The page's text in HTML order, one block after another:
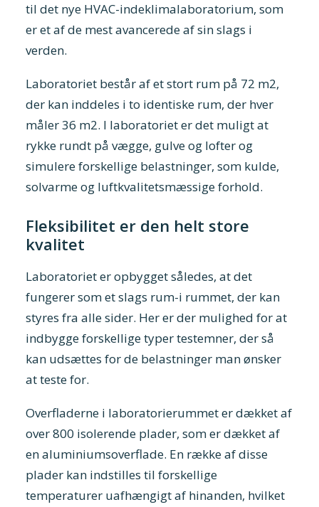
til det nye HVAC-indeklimalaboratorium, som
er et af de mest avancerede af sin slags i
verden.
Laboratoriet består af et stort rum på 72 m2,
der kan inddeles i to identiske rum, der hver
måler 36 m2. I laboratoriet er det muligt at
rykke rundt på vægge, gulve og lofter og
simulere forskellige belastninger, som kulde,
solvarme og luftkvalitetsmæssige forhold.
Fleksibilitet er den helt store
kvalitet
Laboratoriet er opbygget således, at det
fungerer som et slags rum-i rummet, der kan
styres fra alle sider. Her er der mulighed for at
indbygge forskellige typer testemner, der så
kan udsættes for de belastninger man ønsker
at teste for.
Overfladerne i laboratorierummet er dækket af
over 800 isolerende plader, som er dækket af
en aluminiumsoverflade. En række af disse
plader kan indstilles til forskellige
temperaturer uafhængigt af hinanden, hvilket